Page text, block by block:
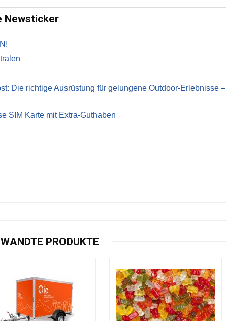
Newsticker
Die richtige Ausrüstung für gelungene Outdoor-Erlebnisse –
SIM Karte mit Extra-Guthaben
PRODUKTE